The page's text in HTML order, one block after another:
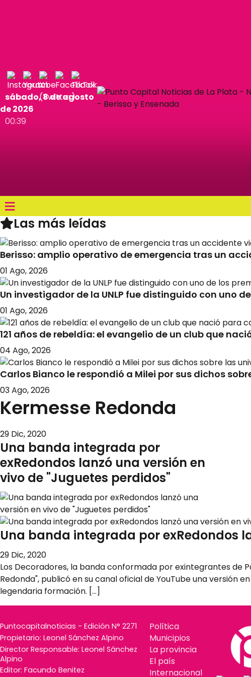
sábado, 8 de agosto
de 2026
00:39
≡
Las más leídas
Berisso: amplio operativo de emergencia tras un
01 Ago, 2026
Un investigador de la UNLP fue distinguido con uno
01 Ago, 2026
121 años de rebeldía: el evangelio de un club que
04 Ago, 2026
Carlos Bianco le respondió a Milei por sus dichos
03 Ago, 2026
Kermesse Redonda
29 Dic, 2020
Una banda integrada por
exRedondos lanzó una versión en
vivo de "Juguetes perdidos"
Una banda integrada por exRedondos
29 Dic, 2020
Los Decoradores, la banda conformada por exintegrantes de
Redonda", publicó en su canal oficial de YouTube una versión
legendaria formación. […]
Puntocapitalnoticias - Edición N° 2271
Propietario: Leonel Sánchez Alpino
Director Responsable: Leonel Sánchez
Alpino
Editor: Facundo Benitez
Política
Municipios
La provincia
El país
Internacional